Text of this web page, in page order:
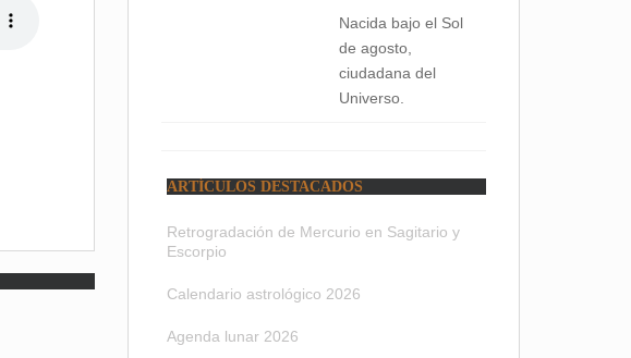
Nacida bajo el Sol
de agosto,
ciudadana del
Universo.
ARTÍCULOS DESTACADOS
Retrogradación de Mercurio en Sagitario y
Escorpio
Calendario astrológico 2026
Agenda lunar 2026